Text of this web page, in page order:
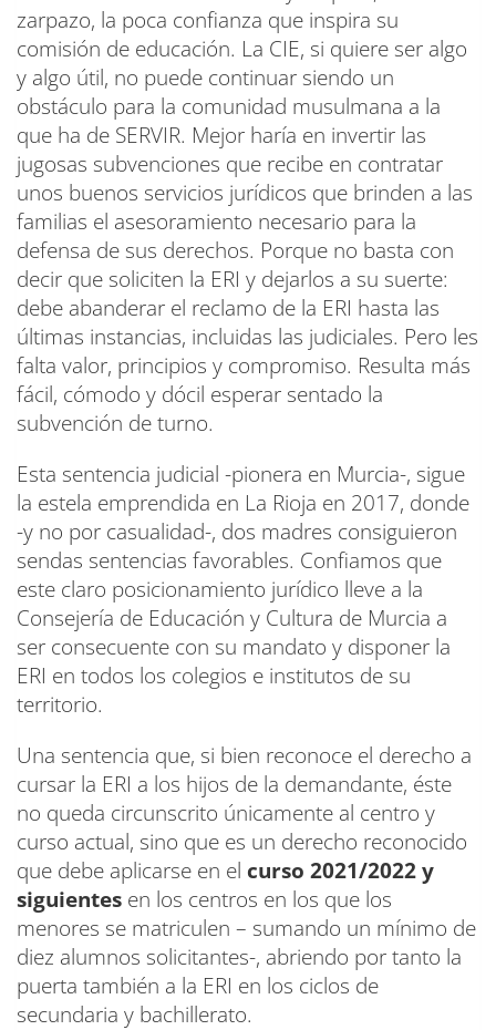
zarpazo, la poca confianza que inspira su
comisión de educación. La CIE, si quiere ser algo
y algo útil, no puede continuar siendo un
obstáculo para la comunidad musulmana a la
que ha de SERVIR. Mejor haría en invertir las
jugosas subvenciones que recibe en contratar
unos buenos servicios jurídicos que brinden a las
familias el asesoramiento necesario para la
defensa de sus derechos. Porque no basta con
decir que soliciten la ERI y dejarlos a su suerte:
debe abanderar el reclamo de la ERI hasta las
últimas instancias, incluidas las judiciales. Pero les
falta valor, principios y compromiso. Resulta más
fácil, cómodo y dócil esperar sentado la
subvención de turno.
Esta sentencia judicial -pionera en Murcia-, sigue
la estela emprendida en La Rioja en 2017, donde
-y no por casualidad-, dos madres consiguieron
sendas sentencias favorables. Confiamos que
este claro posicionamiento jurídico lleve a la
Consejería de Educación y Cultura de Murcia a
ser consecuente con su mandato y disponer la
ERI en todos los colegios e institutos de su
territorio.
Una sentencia que, si bien reconoce el derecho a
cursar la ERI a los hijos de la demandante, éste
no queda circunscrito únicamente al centro y
curso actual, sino que es un derecho reconocido
que debe aplicarse en el curso 2021/2022 y
siguientes en los centros en los que los
menores se matriculen – sumando un mínimo de
diez alumnos solicitantes-, abriendo por tanto la
puerta también a la ERI en los ciclos de
secundaria y bachillerato.